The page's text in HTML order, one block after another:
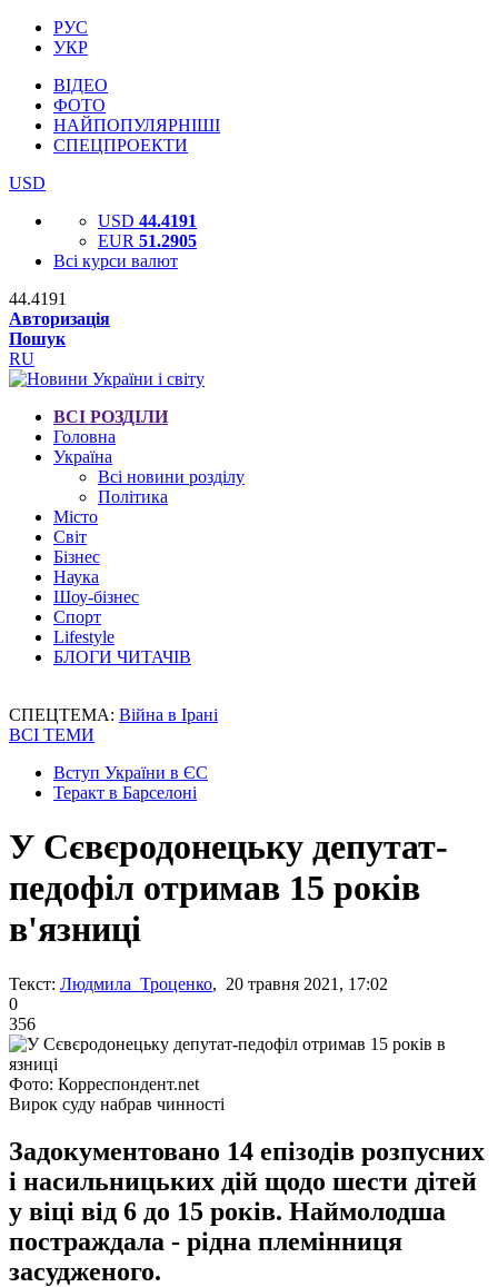
РУС
УКР
ВІДЕО
ФОТО
НАЙПОПУЛЯРНІШІ
СПЕЦПРОЕКТИ
USD
USD 44.4191
EUR 51.2905
Всі курси валют
44.4191
Авторизація
Пошук
RU
ВСІ РОЗДІЛИ
Головна
Україна
Всі новини розділу
Політика
Місто
Світ
Бізнес
Наука
Шоу-бізнес
Спорт
Lifestyle
БЛОГИ ЧИТАЧІВ
СПЕЦТЕМА: Війна в Ірані
ВСІ ТЕМИ
Вступ України в ЄС
Теракт в Барселоні
У Сєвєродонецьку депутат-
педофіл отримав 15 років
в'язниці
Текст: Людмила Троценко, 20 травня 2021, 17:02
0
356
Фото: Корреспондент.net
Вирок суду набрав чинності
Задокументовано 14 епізодів розпусних
і насильницьких дій щодо шести дітей
у віці від 6 до 15 років. Наймолодша
постраждала - рідна племінниця
засудженого.